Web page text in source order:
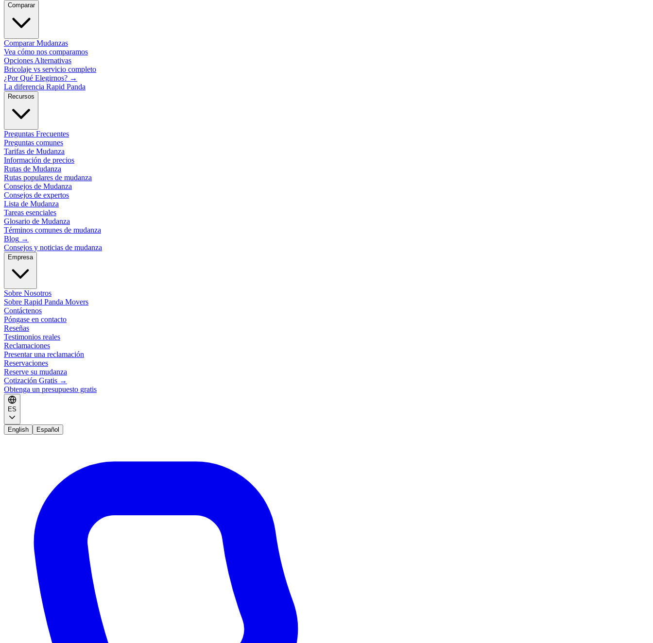
Comparar
Comparar Mudanzas
Vea cómo nos comparamos
Opciones Alternativas
Bricolaje vs servicio completo
¿Por Qué Elegirnos? →
La diferencia Rapid Panda
Recursos
Preguntas Frecuentes
Preguntas comunes
Tarifas de Mudanza
Información de precios
Rutas de Mudanza
Rutas populares de mudanza
Consejos de Mudanza
Consejos de expertos
Lista de Mudanza
Tareas esenciales
Glosario de Mudanza
Términos comunes de mudanza
Blog →
Consejos y noticias de mudanza
Empresa
Sobre Nosotros
Sobre Rapid Panda Movers
Contáctenos
Póngase en contacto
Reseñas
Testimonios reales
Reclamaciones
Presentar una reclamación
Reservaciones
Reserve su mudanza
Cotización Gratis →
Obtenga un presupuesto gratis
ES
English Español